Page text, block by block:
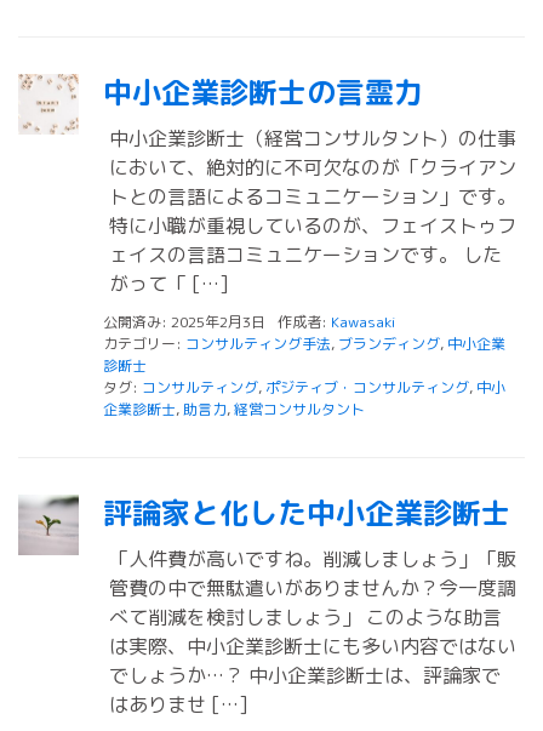
中小企業診断士の言霊力
中小企業診断士（経営コンサルタント）の仕事
において、絶対的に不可欠なのが「クライアン
トとの言語によるコミュニケーション」です。
特に小職が重視しているのが、フェイストゥフ
ェイスの言語コミュニケーションです。 した
がって「 […]
公開済み: 2025年2月3日 作成者: Kawasaki
カテゴリー: コンサルティング手法, ブランディング, 中小企業
診断士
タグ: コンサルティング, ポジティブ・コンサルティング, 中小
企業診断士,助言力,経営コンサルタント
評論家と化した中小企業診断士
「人件費が高いですね。削減しましょう」「販
管費の中で無駄遣いがありませんか？今一度調
べて削減を検討しましょう」 このような助言
は実際、中小企業診断士にも多い内容ではない
でしょうか…？ 中小企業診断士は、評論家で
はありませ […]